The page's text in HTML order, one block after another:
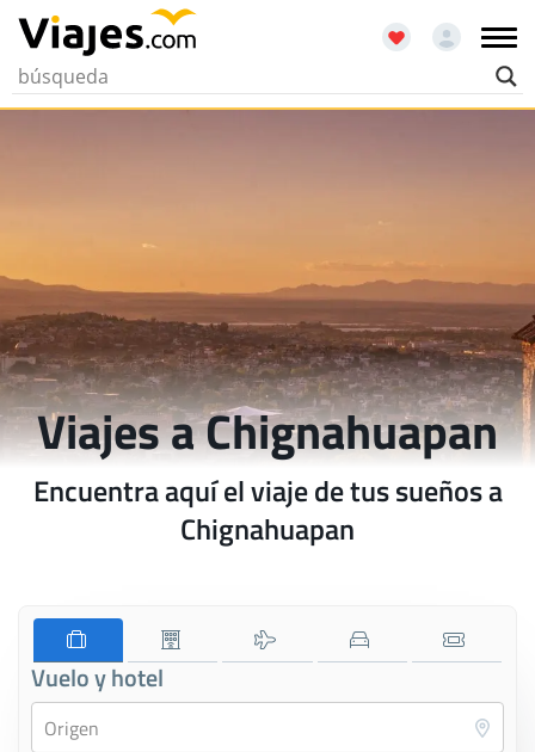
Viajes a Chignahuapan
Encuentra aquí el viaje de tus sueños a
Chignahuapan
Vuelo y hotel